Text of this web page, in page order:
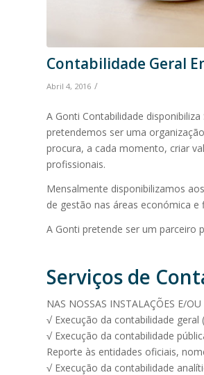
Contabilidade Geral
Abril 4, 2016 /
A Gonti Contabilidade
pretendemos ser uma
procura, a cada momento, criar
profissionais.
Mensalmente disponibilizamos
de gestão nas áreas económica e
A Gonti pretende ser um parceiro
Serviços de
NAS NOSSAS INSTALAÇÕES E/
√ Execução da contabilidade geral
√ Execução da contabilidade
Reporte às entidades oficiais,
√ Execução da contabilidade